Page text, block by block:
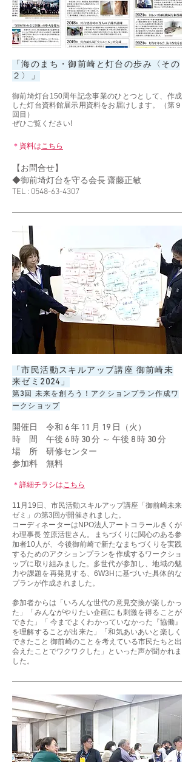
「海のまち・御前崎と灯台の歩み〈その
２〉」
御前埼灯台150周年記念事業のひとつとして、作成
した灯台資料館展示用資料をお届けします。（第９
回目）
ぜひご覧ください!
＊ 資料はこちら
【お問合せ】
◆御前埼灯台を守る会長 齋藤正敏
TEL : 0548-63-4307
「市民活動スキルアップ講座 御前崎未
来ゼミ 2024」
第 3 回 未来を創ろう！アクションプラン作成ワ
ークショップ
開催日 令和 6年 11 月 19 日（火）
時 間
午後 6時 30分 ～ 午後 8時 30分
場 所
研修センター
参加料
無料
＊ 詳細チラシはこちら
11月19日、市民活動スキルアップ講座「御前崎未来
ゼミ」の第3回が開催されました。
コーディネーターはNPO法人アートコラールきくが
わ理事長 笠原活世さん。まちづくりに関心のある参
加者10人が、今後御前崎で新たなまちづくりを実践
するためのアクションプランを作成するワークショ
ップに取り組みました。多世代が参加し、地域の魅
力や課題を再発見する、6W3Hに基づいた具体的な
プランが作成されました。
参加者からは「いろんな世代の意見交換が楽しかっ
た」「みんながやりたい企画にも刺激を得ることが
できた」「 今までよくわかっていなかった『協働』
を理解することが出来た」「和気あいあいと楽しく
できたこと 御前崎のことを考えている市民たちと出
会えたことでワクワクした」といった声が聞かれま
した。